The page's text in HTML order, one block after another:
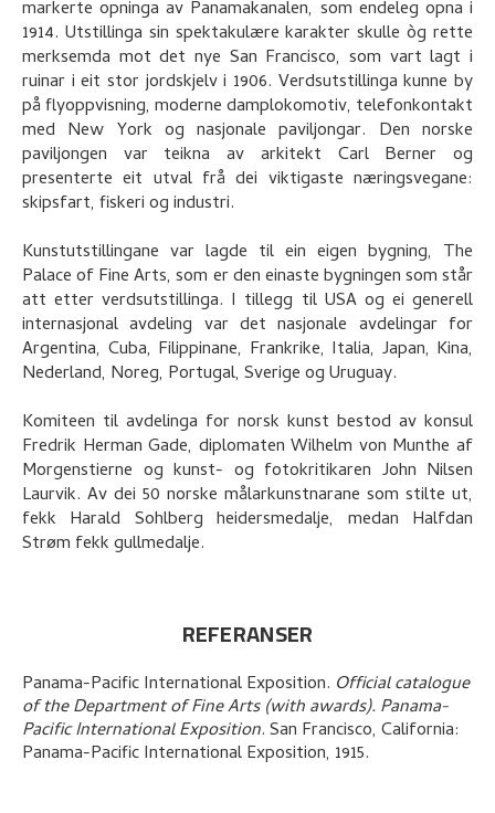
markerte opninga av Panamakanalen, som endeleg opna i
1914. Utstillinga sin spektakulære karakter skulle òg rette
merksemda mot det nye San Francisco, som vart lagt i
ruinar i eit stor jordskjelv i 1906. Verdsutstillinga kunne by
på flyoppvisning, moderne damplokomotiv, telefonkontakt
med New York og nasjonale paviljongar. Den norske
paviljongen var teikna av arkitekt Carl Berner og
presenterte eit utval frå dei viktigaste næringsvegane:
skipsfart, fiskeri og industri.
Kunstutstillingane var lagde til ein eigen bygning, The
Palace of Fine Arts, som er den einaste bygningen som står
att etter verdsutstillinga. I tillegg til USA og ei generell
internasjonal avdeling var det nasjonale avdelingar for
Argentina, Cuba, Filippinane, Frankrike, Italia, Japan, Kina,
Nederland, Noreg, Portugal, Sverige og Uruguay.
Komiteen til avdelinga for norsk kunst bestod av konsul
Fredrik Herman Gade, diplomaten Wilhelm von Munthe af
Morgenstierne og kunst- og fotokritikaren John Nilsen
Laurvik. Av dei 50 norske målarkunstnarane som stilte ut,
fekk Harald Sohlberg heidersmedalje, medan Halfdan
Strøm fekk gullmedalje.
REFERANSER
Panama-Pacific International Exposition. Official catalogue
of the Department of Fine Arts (with awards). Panama-
Pacific International Exposition.San Francisco, California:
Panama-Pacific International Exposition, 1915.